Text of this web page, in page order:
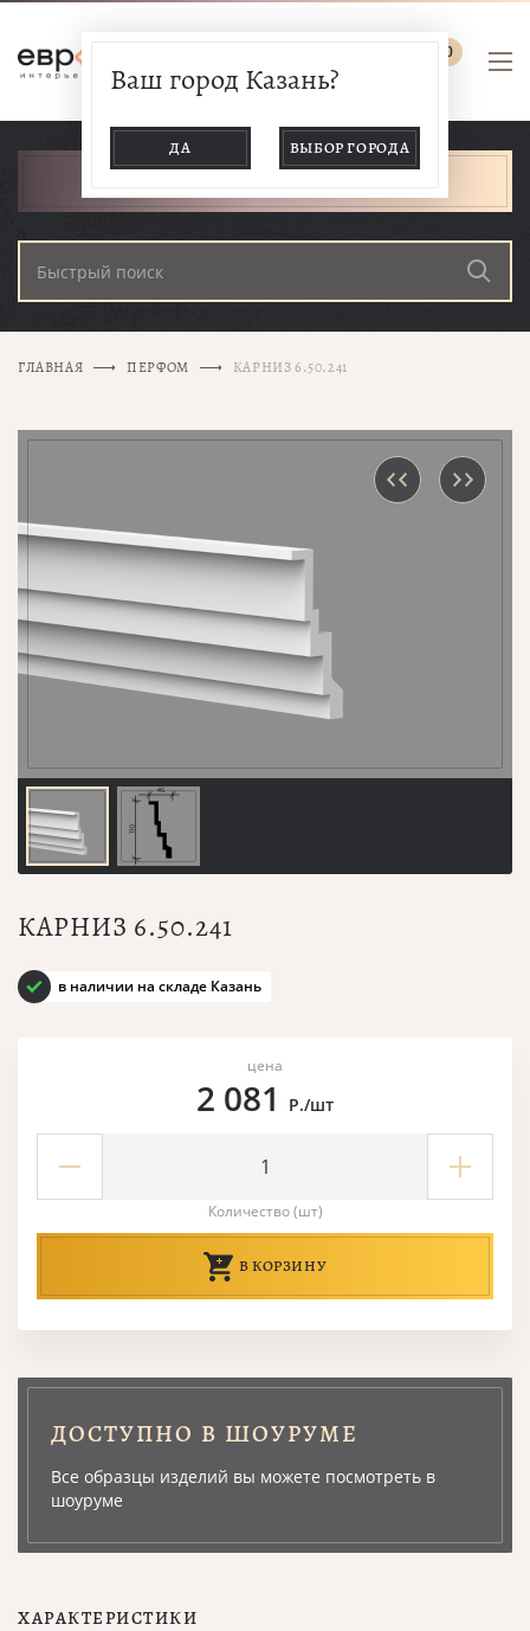
0
Ваш город Казань?
ДА ВЫБОР ГОРОДА
ГЛАВНАЯ ПЕРФОМ КАРНИЗ 6.50.241
КАРНИЗ 6.50.241
в наличии на складе Казань
цена
2 081 Р./шт
Количество (шт)
В КОРЗИНУ
ДОСТУПНО В ШОУРУМЕ
Все образцы изделий вы можете посмотреть в
шоуруме
ХАРАКТЕРИСТИКИ